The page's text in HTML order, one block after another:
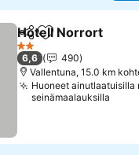
Jaa Lisää
Hotell Norrort
2 Tähtiluokitus
6,6
490
Vallentuna, 15.0 km
Huoneet ainutlaatuisilla
seinämaalauksilla